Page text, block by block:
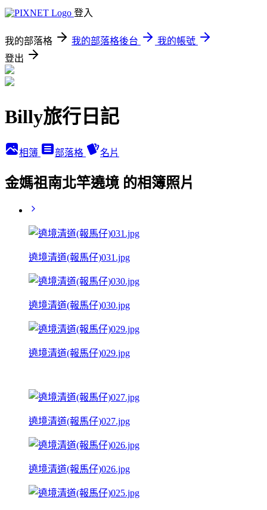
登入
我的部落格 我的部落格後台
我的帳號
登出
Billy旅行日記
相簿 部落格 名片
金媽祖南北竿遶境 的相簿照片
遶境清道(報馬仔)031.jpg
遶境清道(報馬仔)030.jpg
遶境清道(報馬仔)029.jpg
遶境清道(報馬仔)027.jpg
遶境清道(報馬仔)026.jpg